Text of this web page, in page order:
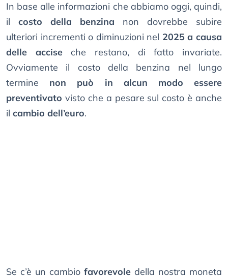
In base alle informazioni che abbiamo oggi, quindi,
il costo della benzina non dovrebbe subire
ulteriori incrementi o diminuzioni nel 2025 a causa
delle acciseche restano, di fatto invariate.
Ovviamente il costo della benzina nel lungo
termine non può in alcun modo essere
preventivato visto che a pesare sul costo è anche
il cambio dell’euro.
Se c’è un cambio favorevole della nostra moneta